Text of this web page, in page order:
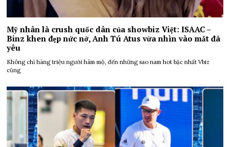
Mỹ nhân là crush quốc dân của showbiz Việt: ISAAC –
Binz khen đẹp nức nở, Anh Tú Atus vừa nhìn vào mắt đã
yêu
Không chỉ hàng triệu người hâm mộ, đến những sao nam hot bậc nhất Vbiz
cũng